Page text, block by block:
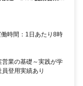
時間：1日あたり8時
の基礎～実践が学
登用実績あり